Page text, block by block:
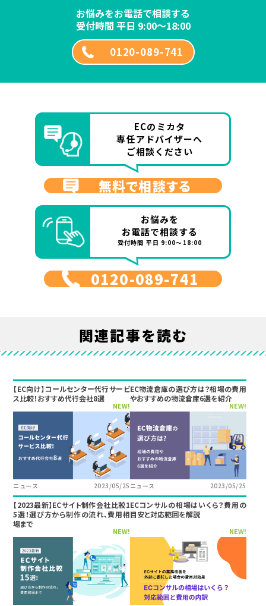
お悩みをお電話で相談する
受付時間 平日 9:00～18:00
0120-089-741
ECのミカタ
専任アドバイザーへ
ご相談ください
無料で相談する
お悩みを
お電話で相談する
受付時間 平日 9:00～18:00
0120-089-741
関連記事を読む
【EC向け】コールセンター代行サービ
ス比較！おすすめ代行会社8選
NEW!
ニュース 2023/05/25
EC物流倉庫の選び方は？相場の費用
やおすすめの物流倉庫6選を紹介
NEW!
ニュース 2023/05/25
【2023最新】ECサイト制作会社比較1
5選！選び方から制作の流れ、費用相
場まで
NEW!
ECコンサルの相場はいくら？費用の
目安と対応範囲を解説
NEW!